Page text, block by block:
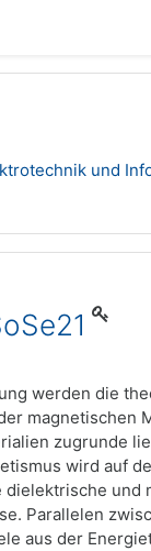
und
werden die
magnetischen
zugrunde
wird auf
dielektrische und
Parallelen
aus der